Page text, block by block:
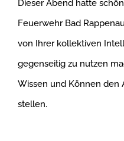
Dieser Abend hatte
Feuerwehr Bad
von Ihrer kollektiven
gegenseitig zu nutzen
Wissen und Können den
stellen.